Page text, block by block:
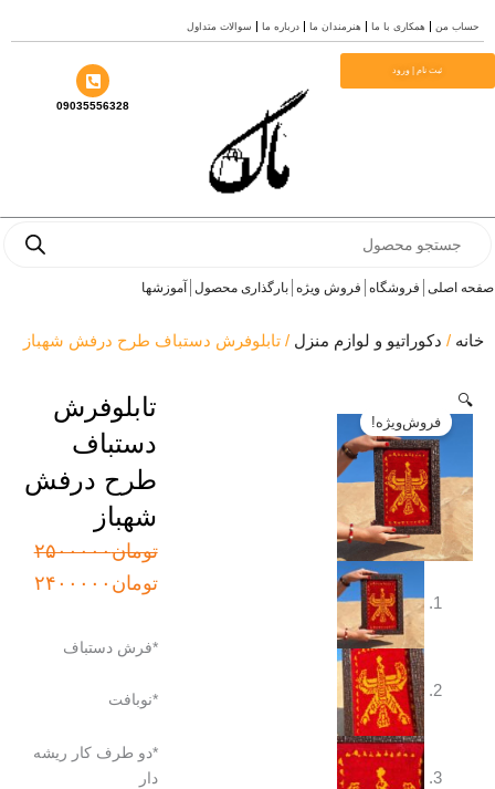
همکاری با ما هنرمندان ما درباره ما سوالات متداول
09035556328
فروشگاه فروش ویژه بارگذاری محصول آموزشها
و لوازم منزل / تابلوفرش دستباف طرح درفش شهباز
تابلوفرش
دستباف
طرح درفش
شهباز
۲۵۰۰۰۰۰
۲۴۰۰۰۰۰
قیمت
فعلی:
*فرش دستباف
*دو طرف کار ریشه